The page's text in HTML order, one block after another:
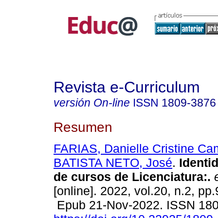
Revista e-Curriculum
versión On-line ISSN 1809-3876
Resumen
FARIAS, Danielle Cristine
BATISTA NETO, José.
de cursos de Licenciatura:.
[online]. 2022, vol.20, n.2,
Epub 21-Nov-2022. ISSN